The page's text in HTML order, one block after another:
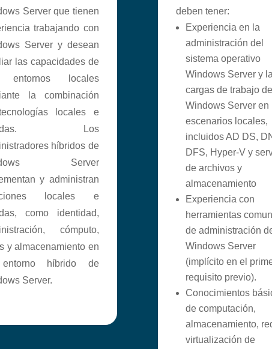
Server que tienen
trabajando con
Server y desean
las capacidades de
entornos locales
la combinación
locales e
Los
híbridos de
Server
y administran
locales e
como identidad,
cómputo,
y almacenamiento en
híbrido de
Server.
deben tener:
Experiencia en la
administración del
sistema operativo
Windows Server y
cargas de trabajo de
Windows Server en
escenarios locales,
incluidos AD DS,
DFS, Hyper-V y
de archivos y
almacenamiento
Experiencia con
herramientas
de administración
Windows Server
(implícito en el
requisito previo).
Conocimientos
de computación,
almacenamiento,
virtualización de